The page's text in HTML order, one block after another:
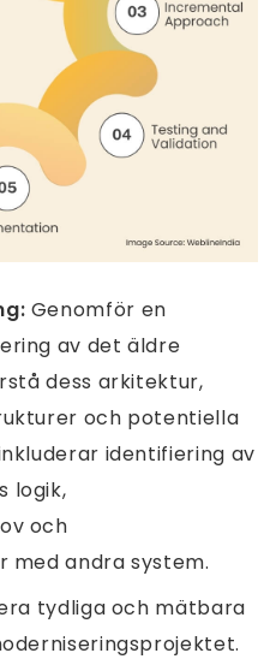
Genomför en
av det äldre
dess arkitektur,
och potentiella
identifiering av
logik,
och
andra system.
tydliga och mätbara